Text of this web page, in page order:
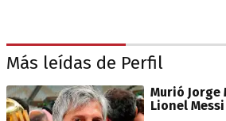
Más leídas de Perfil
Murió Jorge
Lionel Messi